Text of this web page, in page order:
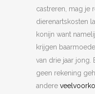
castreren, mag je
dierenartskosten
konijn want
krijgen
van drie jaar jong.
geen rekening
andere